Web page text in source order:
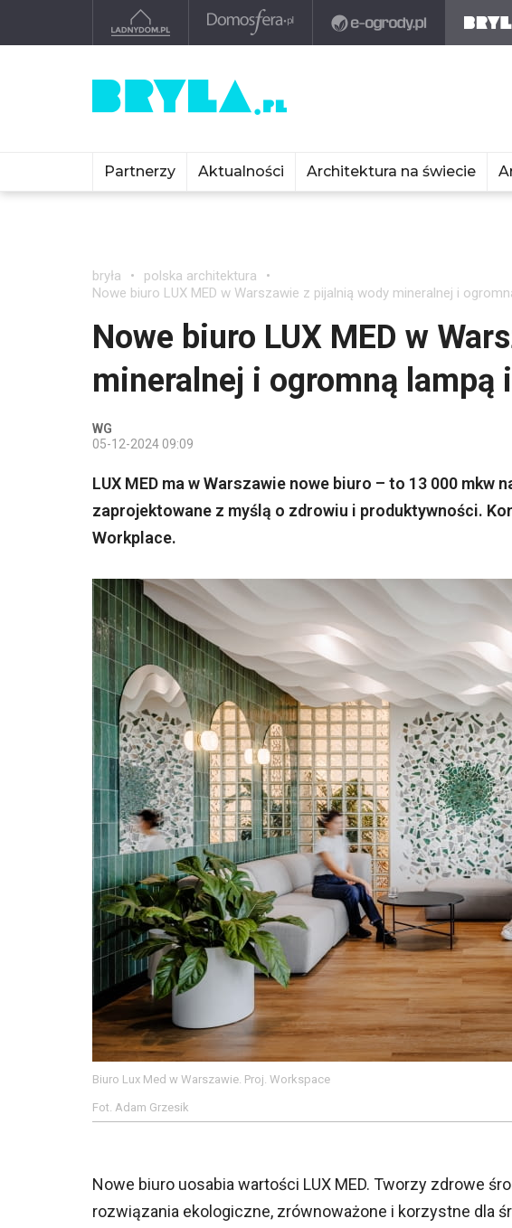
Partnerzy Aktualności Architektura na świecie
bryła
polska architektura
Nowe biuro LUX MED w Warszawie z pijalnią wody mineralnej i
Nowe biuro LUX MED w
mineralnej i ogromną lampą
WG
05-12-2024 09:09
LUX MED ma w Warszawie nowe biuro – to 13 000 mkw
zaprojektowane z myślą o zdrowiu i produktywności.
Workplace.
Biuro Lux Med w Warszawie. Proj. Workspace
Fot. Adam Grzesik
Nowe biuro uosabia wartości LUX MED. Tworzy zdrowe
rozwiązania ekologiczne, zrównoważone i korzystne dla